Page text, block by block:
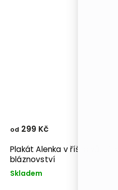
Plakát Alenka v říši divů -
bláznovství
Skladem
od 299 Kč